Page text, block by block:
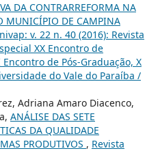
DA CONTRARREFORMA NA
MUNICÍPIO DE CAMPINA
v. 22 n. 40 (2016): Revista
XX Encontro de
de Pós-Graduação, X
do Vale do Paraíba /
Adriana Amaro Diacenco,
ANÁLISE DAS SETE
DA QUALIDADE
PRODUTIVOS , Revista